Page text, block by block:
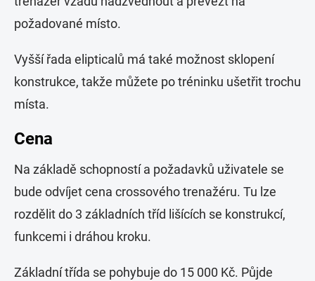
požadované místo.
Vyšší řada elipticalů má také možnost sklopení
konstrukce, takže můžete po tréninku ušetřit trochu
místa.
Cena
Na základě schopností a požadavků uživatele se
bude odvíjet cena crossového trenažéru. Tu lze
rozdělit do 3 základních tříd lišících se konstrukcí,
funkcemi i dráhou kroku.
Základní třída se pohybuje do 15 000 Kč. Půjde